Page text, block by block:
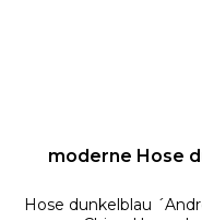
moderne Hose
Hose dunkelblau